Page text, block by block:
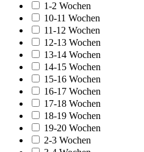
1-2 Wochen
10-11 Wochen
11-12 Wochen
12-13 Wochen
13-14 Wochen
14-15 Wochen
15-16 Wochen
16-17 Wochen
17-18 Wochen
18-19 Wochen
19-20 Wochen
2-3 Wochen